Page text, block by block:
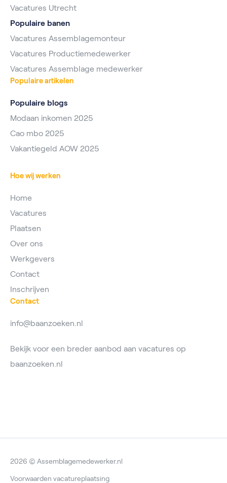
Vacatures Utrecht
Populaire banen
Vacatures Assemblagemonteur
Vacatures Productiemedewerker
Vacatures Assemblage medewerker
Populaire artikelen
Populaire blogs
Modaan inkomen 2025
Cao mbo 2025
Vakantiegeld AOW 2025
Hoe wij werken
Home
Vacatures
Plaatsen
Over ons
Werkgevers
Contact
Inschrijven
Contact
info@baanzoeken.nl
Bekijk voor een breder aanbod aan vacatures op
baanzoeken.nl
2026 © Assemblagemedewerker.nl
Voorwaarden vacatureplaatsing